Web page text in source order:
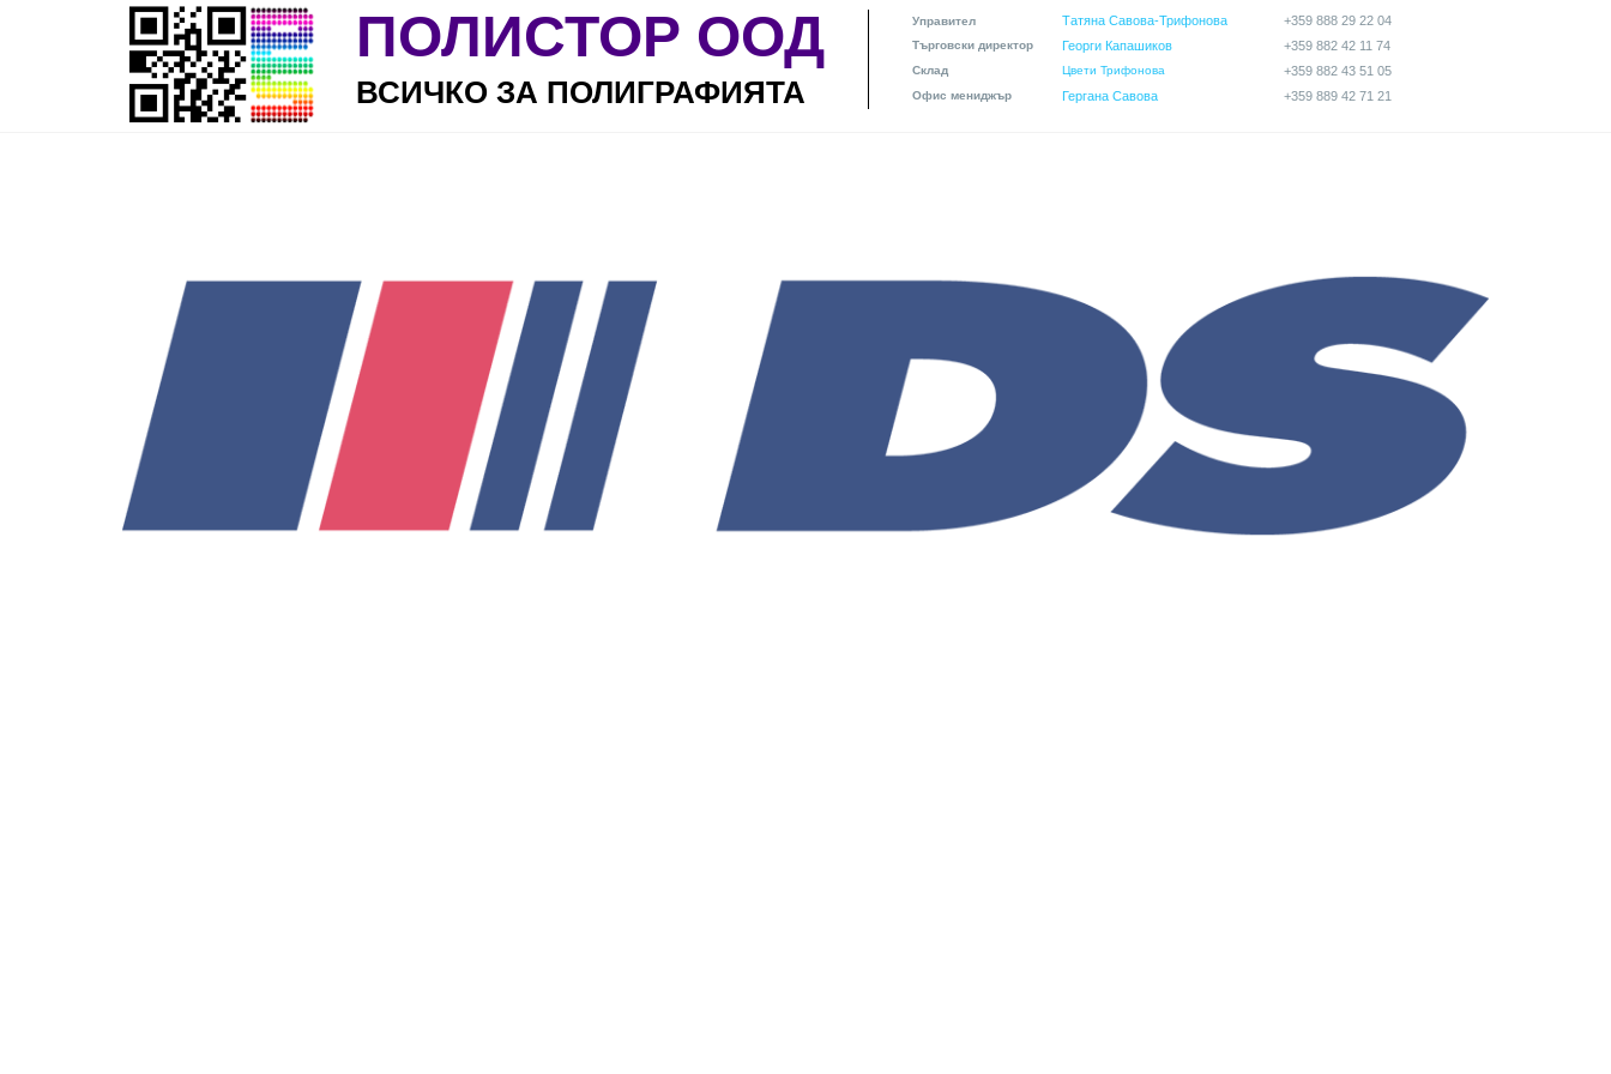
Skip to main content ПОЛИСТОР ООД
ВСИЧКО ЗА ПОЛИГРАФИЯТА
Управител Татяна Савова-Трифонова +359 888 29 22 04
Търговски директор Георги Капашиков +359 882 42 11 74
Склад Цвети Трифонова +359 882 43 51 05
Офис мениджър Гергана Савова +359 889 42 71 21